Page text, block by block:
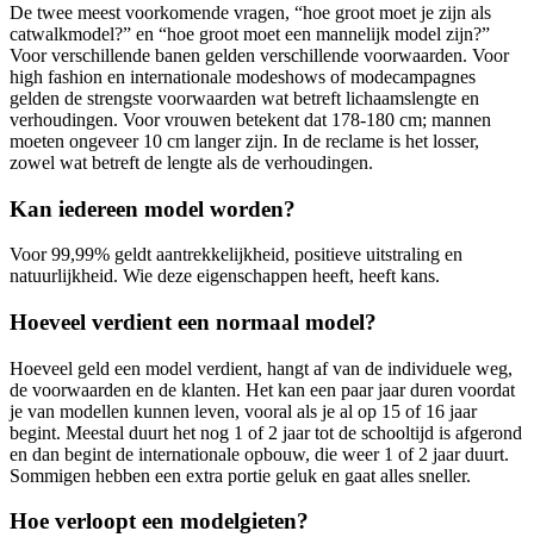
De twee meest voorkomende vragen, “hoe groot moet je zijn als
catwalkmodel?” en “hoe groot moet een mannelijk model zijn?”
Voor verschillende banen gelden verschillende voorwaarden. Voor
high fashion en internationale modeshows of modecampagnes
gelden de strengste voorwaarden wat betreft lichaamslengte en
verhoudingen. Voor vrouwen betekent dat 178-180 cm; mannen
moeten ongeveer 10 cm langer zijn. In de reclame is het losser,
zowel wat betreft de lengte als de verhoudingen.
Kan iedereen model worden?
Voor 99,99% geldt aantrekkelijkheid, positieve uitstraling en
natuurlijkheid. Wie deze eigenschappen heeft, heeft kans.
Hoeveel verdient een normaal model?
Hoeveel geld een model verdient, hangt af van de individuele weg,
de voorwaarden en de klanten. Het kan een paar jaar duren voordat
je van modellen kunnen leven, vooral als je al op 15 of 16 jaar
begint. Meestal duurt het nog 1 of 2 jaar tot de schooltijd is afgerond
en dan begint de internationale opbouw, die weer 1 of 2 jaar duurt.
Sommigen hebben een extra portie geluk en gaat alles sneller.
Hoe verloopt een modelgieten?